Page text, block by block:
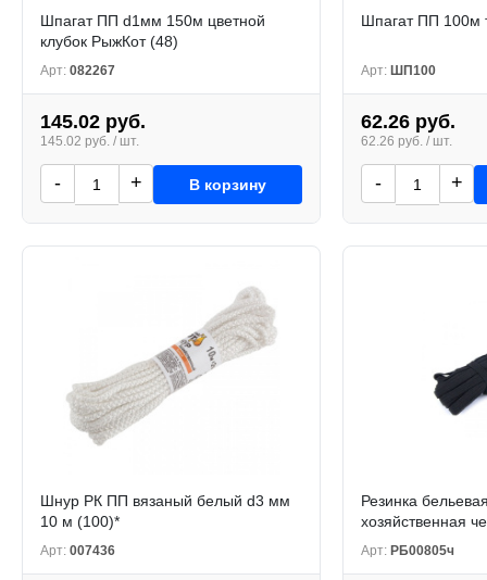
Шпагат ПП d1мм 150м цветной
клубок РыжКот (48)
Арт: 082267
145.02 руб.
145.02 руб. / шт.
- + В корзину
Шпагат ПП 100м
Арт: ШП100
62.26 руб.
62.26 руб. / шт.
- +
Шнур РК ПП вязаный белый d3 мм
10 м (100)*
Арт: 007436
Резинка
хозяйственная
Арт: РБ00805ч